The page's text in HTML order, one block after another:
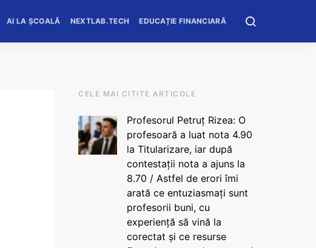
AI LA ȘCOALĂ NEXTLAB.TECH EDUCAȚIE FINANCIARĂ
CELE MAI CITITE ARTICOLE
Profesorul Petruț Rizea: O
profesoară a luat nota 4.90
la Titularizare, iar după
contestații nota a ajuns la
8.70 / Astfel de erori îmi
arată ce entuziasmați sunt
profesorii buni, cu
experiență să vină la
corectat și ce resurse